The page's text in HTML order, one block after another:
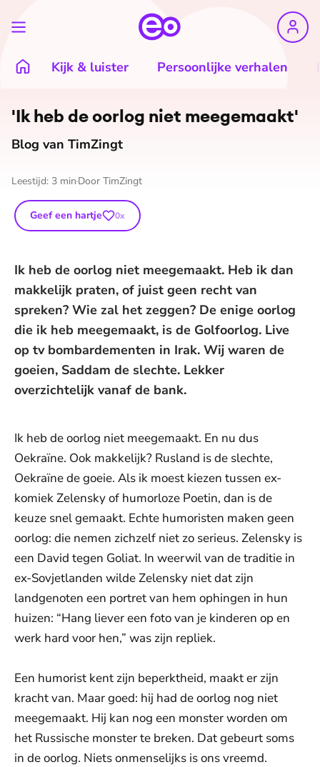
Kijk & luister Persoonlijke verhalen
'Ik heb de oorlog niet meegemaakt'
Blog van TimZingt
Leestijd: 3 min Door TimZingt
Geef een hartje 0x
Ik heb de oorlog niet meegemaakt. Heb ik dan
makkelijk praten, of juist geen recht van
spreken? Wie zal het zeggen? De enige oorlog
die ik heb meegemaakt, is de Golfoorlog. Live
op tv bombardementen in Irak. Wij waren de
goeien, Saddam de slechte. Lekker
overzichtelijk vanaf de bank.
Ik heb de oorlog niet meegemaakt. En nu dus
Oekraïne. Ook makkelijk? Rusland is de slechte,
Oekraïne de goeie. Als ik moest kiezen tussen ex-
komiek Zelensky of humorloze Poetin, dan is de
keuze snel gemaakt. Echte humoristen maken geen
oorlog: die nemen zichzelf niet zo serieus. Zelensky is
een David tegen Goliat. In weerwil van de traditie in
ex-Sovjetlanden wilde Zelensky niet dat zijn
landgenoten een portret van hem ophingen in hun
huizen: “Hang liever een foto van je kinderen op en
werk hard voor hen,” was zijn repliek.
Een humorist kent zijn beperktheid, maakt er zijn
kracht van. Maar goed: hij had de oorlog nog niet
meegemaakt. Hij kan nog een monster worden om
het Russische monster te breken. Dat gebeurt soms
in de oorlog. Niets onmenselijks is ons vreemd.